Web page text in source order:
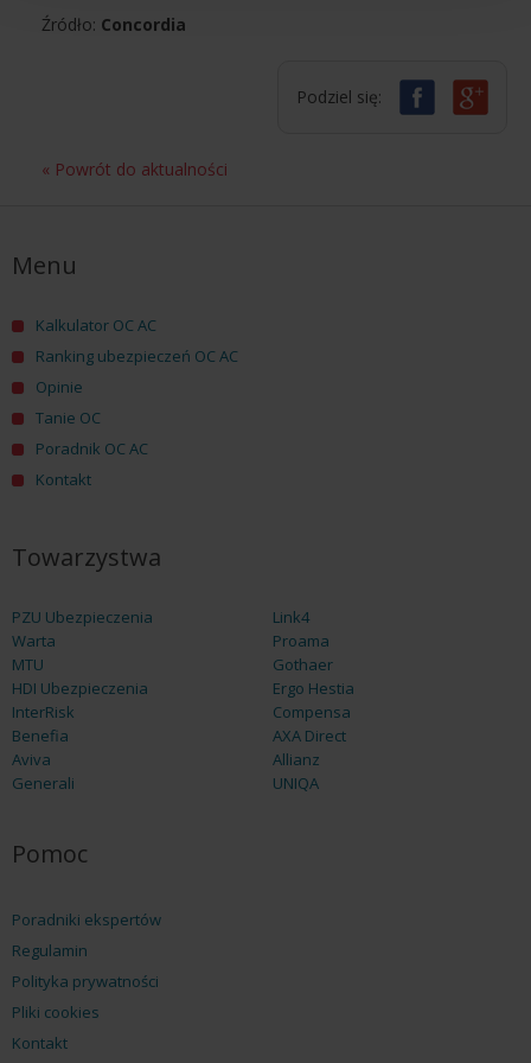
Źródło: Concordia
Podziel się:
« Powrót do aktualności
Menu
Kalkulator OC AC
Ranking ubezpieczeń OC AC
Opinie
Tanie OC
Poradnik OC AC
Kontakt
Towarzystwa
PZU Ubezpieczenia
Link4
Warta
Proama
MTU
Gothaer
HDI Ubezpieczenia
Ergo Hestia
InterRisk
Compensa
Benefia
AXA Direct
Aviva
Allianz
Generali
UNIQA
Pomoc
Poradniki ekspertów
Regulamin
Polityka prywatności
Pliki cookies
Kontakt